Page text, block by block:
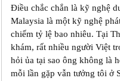
Điều chắc chắn là kỹ nghệ
Malaysia là một kỹ nghệ
chiếm tỷ lệ bao nhiêu. Tại
khám, rất nhiều người Việt
hỏi ủa tại sao ông không là
mỗi lần gặp vẫn tưởng tôi ở